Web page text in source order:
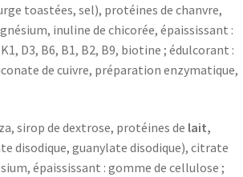
toastées, sel), protéines de chanvre,
inuline de chicorée, épaississant :
D3, B6, B1, B2, B9, biotine ; édulcorant :
de cuivre, préparation enzymatique,
sirop de dextrose, protéines de lait,
disodique, guanylate disodique), citrate
épaississant : gomme de cellulose ;